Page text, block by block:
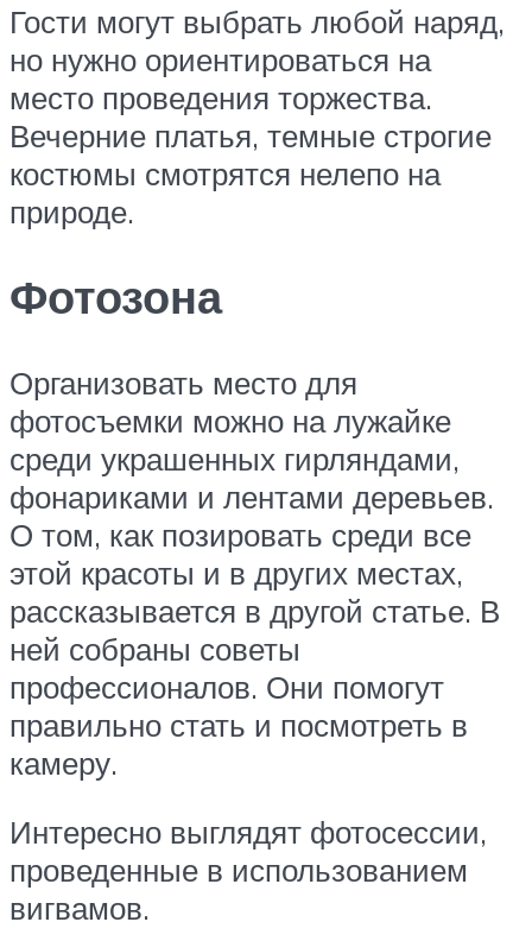
Гости могут выбрать любой наряд,
но нужно ориентироваться на
место проведения торжества.
Вечерние платья, темные строгие
костюмы смотрятся нелепо на
природе.
Фотозона
Организовать место для
фотосъемки можно на лужайке
среди украшенных гирляндами,
фонариками и лентами деревьев.
О том, как позировать среди все
этой красоты и в других местах,
рассказывается в другой статье. В
ней собраны советы
профессионалов. Они помогут
правильно стать и посмотреть в
камеру.
Интересно выглядят фотосессии,
проведенные в использованием
вигвамов.